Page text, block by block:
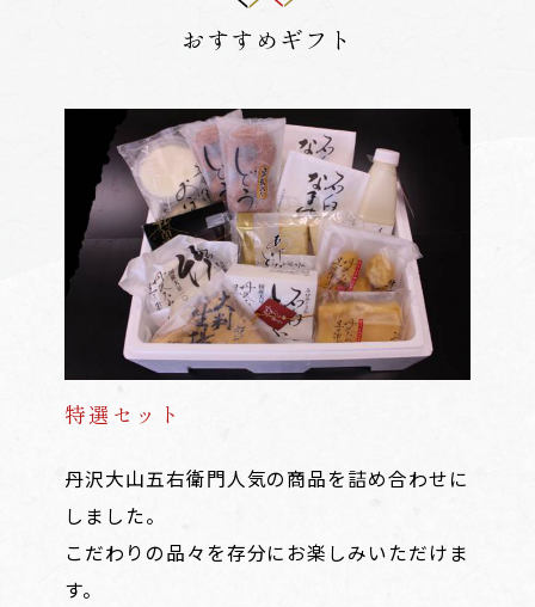
おすすめギフト
特選セット
丹沢大山五右衛門人気の商品を詰め合わせに
しました。
こだわりの品々を存分にお楽しみいただけま
す。